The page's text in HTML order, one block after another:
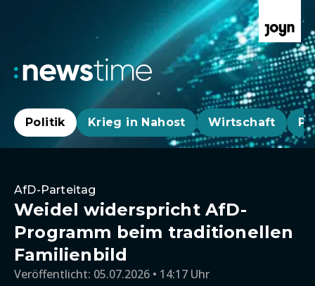
Politik Krieg in Nahost Wirtschaft
AfD-Parteitag
Weidel widerspricht AfD-
Programm beim traditionellen
Familienbild
Veröffentlicht: 05.07.2026 • 14:17 Uhr